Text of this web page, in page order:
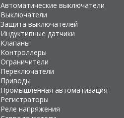
Автоматические выключатели
Выключатели
Защита выключателей
Индуктивные датчики
Клапаны
Контроллеры
Ограничители
Переключатели
Приводы
Промышленная автоматизация
Регистраторы
Реле напряжения